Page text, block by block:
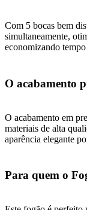
Com 5 bocas bem
simultaneamente,
economizando
O acabamento
O acabamento em
materiais de alta
aparência elegante
Para quem o